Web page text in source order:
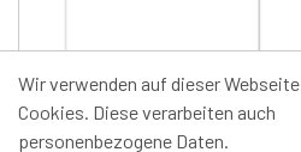
Wir verwenden auf dieser Webseite
Cookies. Diese verarbeiten auch
personenbezogene Daten.